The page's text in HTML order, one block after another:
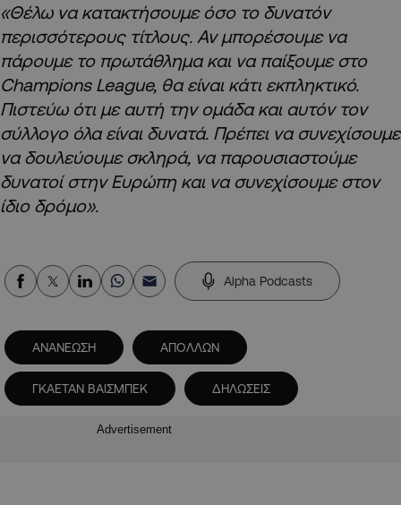
«Θέλω να κατακτήσουμε όσο το δυνατόν
περισσότερους τίτλους. Αν μπορέσουμε να
πάρουμε το πρωτάθλημα και να παίξουμε στο
Champions League, θα είναι κάτι εκπληκτικό.
Πιστεύω ότι με αυτή την ομάδα και αυτόν τον
σύλλογο όλα είναι δυνατά. Πρέπει να συνεχίσουμε
να δουλεύουμε σκληρά, να παρουσιαστούμε
δυνατοί στην Ευρώπη και να συνεχίσουμε στον
ίδιο δρόμο».
Alpha Podcasts
ΑΝΑΝΕΩΣΗ ΑΠΟΛΛΩΝ
ΓΚΑΕΤΑΝ ΒΑΙΣΜΠΕΚ ΔΗΛΩΣΕΙΣ
Advertisement